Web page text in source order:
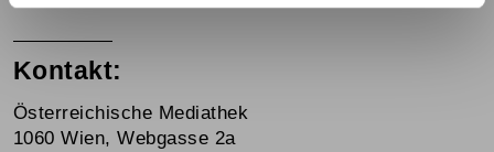
Kontakt:
Österreichische Mediathek
1060 Wien, Webgasse 2a